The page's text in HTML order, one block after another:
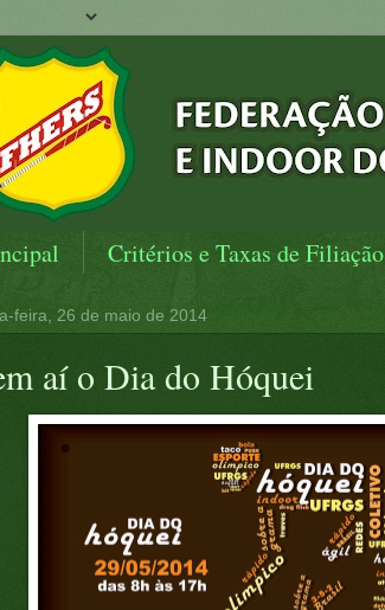
Critérios e Taxas de Filiação
feira, 26 de maio de 2014
aí o Dia do Hóquei